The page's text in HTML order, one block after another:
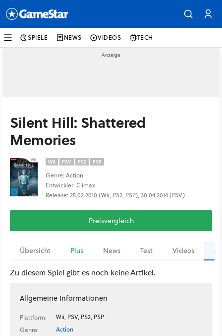
SPIELE NEWS VIDEOS TECH
Silent Hill: Shattered
Memories
WII PSV PS2 PSP
Genre: Action
Entwickler: Climax
Release: 25.02.2010 (Wii, PS2, PSP), 30.04.2014 (PSV)
Preisvergleich
Übersicht Plus News Test Videos
Zu diesem Spiel gibt es noch keine Artikel.
Allgemeine Informationen
Plattform:
Wii, PSV, PS2, PSP
Genre:
Action